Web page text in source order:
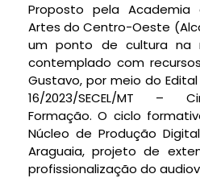
Proposto pela
Artes do Centro-Oeste
um ponto de cultura na
contemplado com
Gustavo, por meio do
16/2023/SECEL/MT –
Formação. O ciclo
Núcleo de Produção
Araguaia, projeto de
profissionalização do